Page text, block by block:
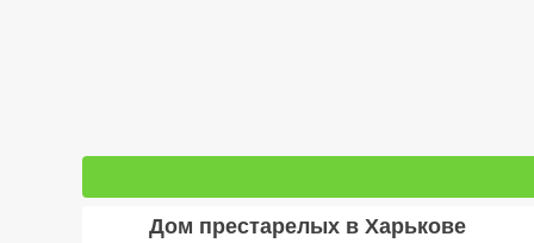
Дом престарелых в Харькове